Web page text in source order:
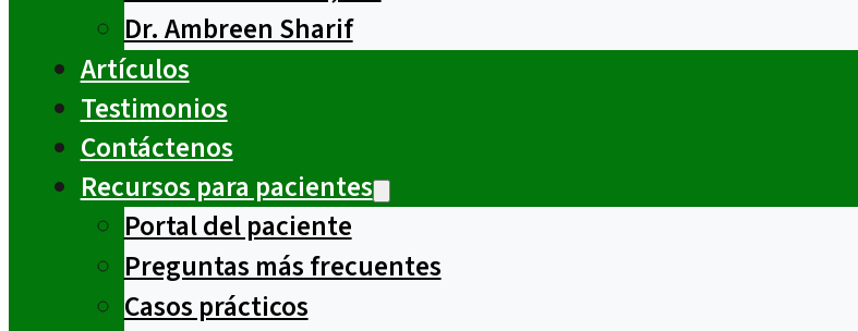
Dr. Ambreen Sharif
Artículos
Testimonios
Contáctenos
Recursos para pacientes
Portal del paciente
Preguntas más frecuentes
Casos prácticos